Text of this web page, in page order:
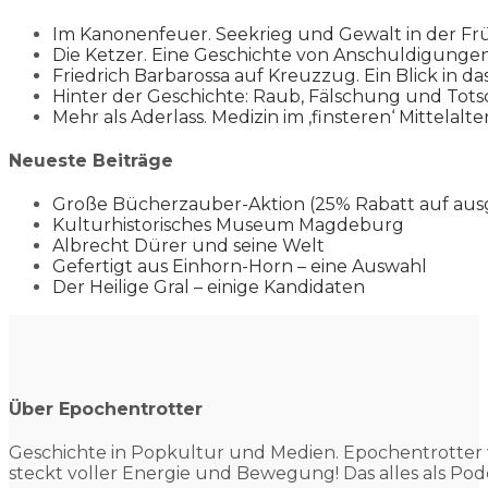
Im Kanonenfeuer. Seekrieg und Gewalt in der
Die Ketzer. Eine Geschichte von
Friedrich Barbarossa auf Kreuzzug. Ein Blick in
Hinter der Geschichte: Raub, Fälschung und
Mehr als Aderlass. Medizin im ‚finsteren‘
Neueste Beiträge
Große Bücherzauber-Aktion (25% Rabatt auf
Kulturhistorisches Museum Magdeburg
Albrecht Dürer und seine Welt
Gefertigt aus Einhorn-Horn – eine Auswahl
Der Heilige Gral – einige Kandidaten
Über Epochentrotter
Geschichte in Popkultur und Medien. Epochentrotter
steckt voller Energie und Bewegung! Das alles als